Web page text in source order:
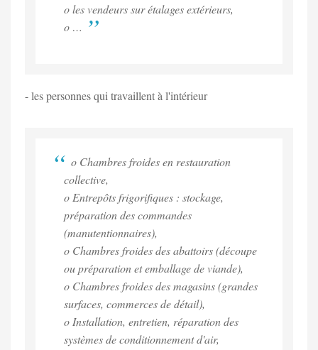
o les vendeurs sur étalages extérieurs,
o …
- les personnes qui travaillent à l'intérieur
o Chambres froides en restauration
collective,
o Entrepôts frigorifiques : stockage,
préparation des commandes
(manutentionnaires),
o Chambres froides des abattoirs (découpe
ou préparation et emballage de viande),
o Chambres froides des magasins (grandes
surfaces, commerces de détail),
o Installation, entretien, réparation des
systèmes de conditionnement d'air,